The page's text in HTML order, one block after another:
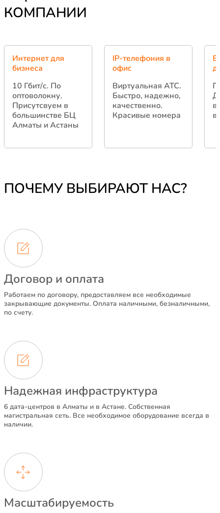
КОМПАНИИ
Интернет для
бизнеса
10 Гбит/с. По
оптоволокну.
Присутсвуем в
большинстве БЦ
Алматы и Астаны
IP-телефония в
офис
Виртуальная АТС.
Быстро, надежно,
качественно.
Красивые номера
в
ПОЧЕМУ ВЫБИРАЮТ НАС?
Договор и оплата
Работаем по договору, предоставляем все необходимые
закрывающие документы. Оплата наличными, безналичными,
по счету.
Надежная инфраструктура
6 дата-центров в Алматы и в Астане. Собственная
магистральная сеть. Все необходимое оборудование всегда в
наличии.
Масштабируемость